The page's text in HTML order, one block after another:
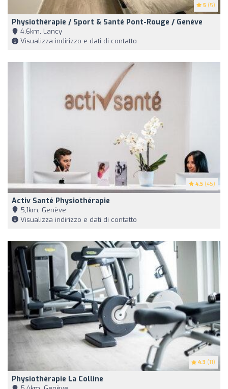
5 (5)
Physiothérapie / Sport & Santé Pont-Rouge / Genève
4,6km, Lancy
Visualizza indirizzo e dati di contatto
4.5 (45)
Activ Santé Physiothérapie
5,1km, Genève
Visualizza indirizzo e dati di contatto
4.3 (11)
Physiothérapie La Colline